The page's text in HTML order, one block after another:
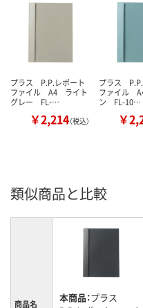
プラス P.P.レポート
ファイル A4 ライト
グレー FL-…
￥2,214（税込）
プラス
ファイル
ン FL-10…
￥
類似商品と比較
商品名 本商品：プラス